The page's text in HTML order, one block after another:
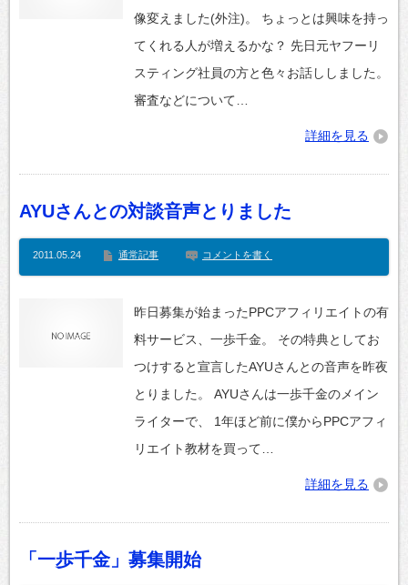
像変えました(外注)。 ちょっとは興味を持っ
てくれる人が増えるかな？ 先日元ヤフーリ
スティング社員の方と色々お話ししました。
審査などについて…
詳細を見る
AYUさんとの対談音声とりました
2011.05.24 通常記事 コメントを書く
昨日募集が始まったPPCアフィリエイトの有
料サービス、一歩千金。 その特典としてお
つけすると宣言したAYUさんとの音声を昨夜
とりました。 AYUさんは一歩千金のメイン
ライターで、 1年ほど前に僕からPPCアフィ
リエイト教材を買って…
詳細を見る
「一歩千金」募集開始